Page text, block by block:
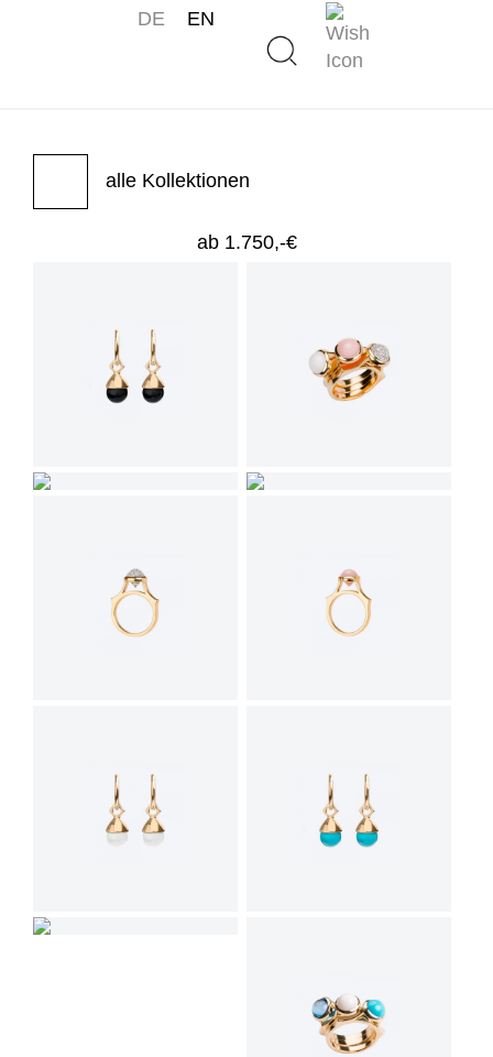
DE EN
alle Kollektionen
ab 1.750,-€